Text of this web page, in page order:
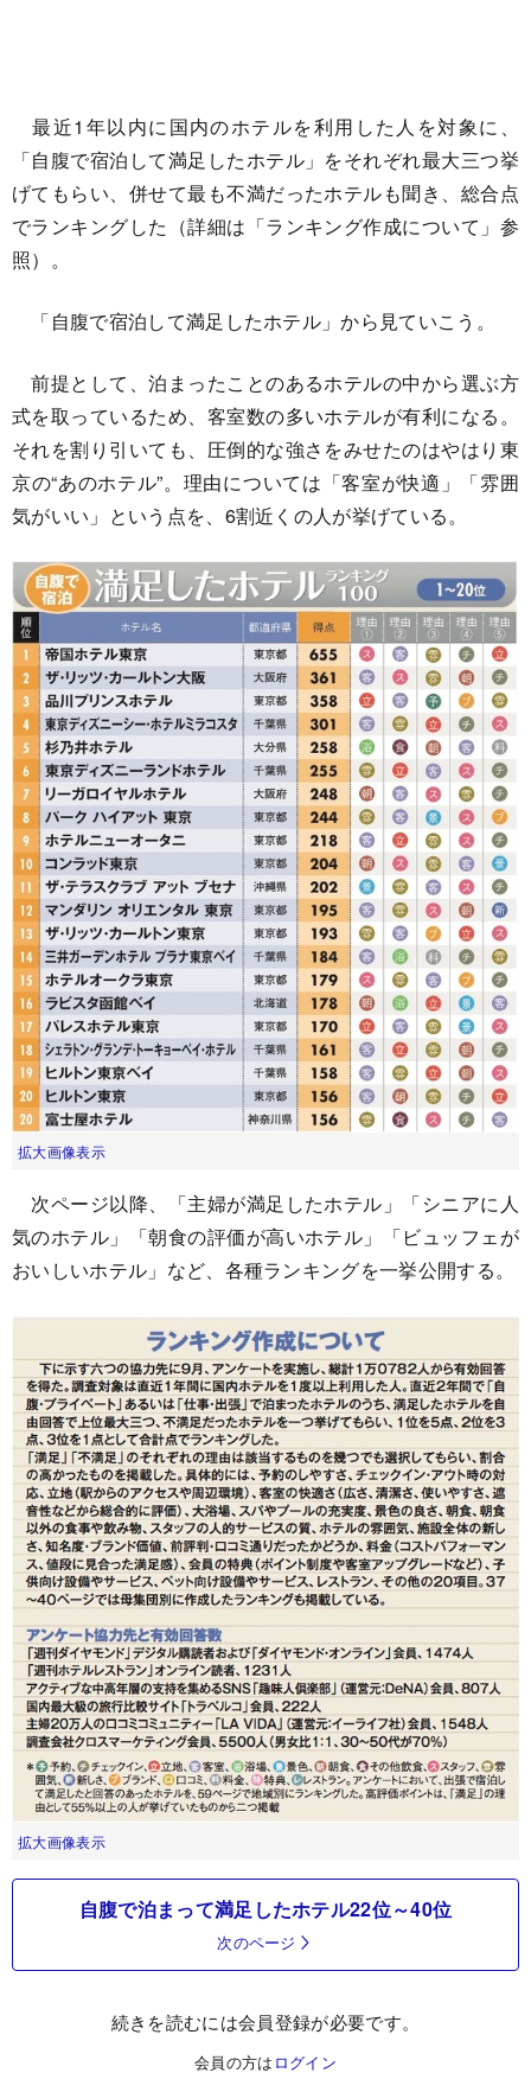
最近1年以内に国内のホテルを利用した人を対象に、
「自腹で宿泊して満足したホテル」をそれぞれ最大三つ挙
げてもらい、併せて最も不満だったホテルも聞き、総合点
でランキングした（詳細は「ランキング作成について」参
照）。
「自腹で宿泊して満足したホテル」から見ていこう。
前提として、泊まったことのあるホテルの中から選ぶ方
式を取っているため、客室数の多いホテルが有利になる。
それを割り引いても、圧倒的な強さをみせたのはやはり東
京の“あのホテル”。理由については「客室が快適」「雰囲
気がいい」という点を、6割近くの人が挙げている。
拡大画像表示
次ページ以降、「主婦が満足したホテル」「シニアに人
気のホテル」「朝食の評価が高いホテル」「ビュッフェが
おいしいホテル」など、各種ランキングを一挙公開する。
拡大画像表示
自腹で泊まって満足したホテル22位～40位
次のページ
続きを読むには会員登録が必要です。
会員の方は ログイン